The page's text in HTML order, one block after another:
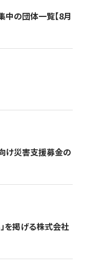
の団体一覧【8月
け災害支援募金の
を掲げる株式会社